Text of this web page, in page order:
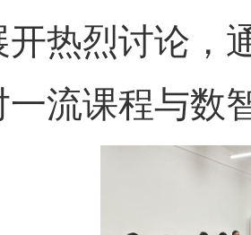
开热烈讨论，
一流课程与数